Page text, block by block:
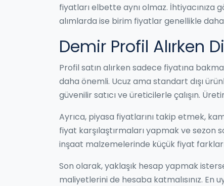
fiyatları elbette aynı olmaz.
alımlarda ise birim fiyatlar genellikle
Demir Profil Alırken
Profil satın alırken sadece fiyatına
daha önemli. Ucuz ama standart dışı
güvenilir satıcı ve üreticilerle çalışın.
Ayrıca, piyasa fiyatlarını takip etmek,
fiyat karşılaştırmaları yapmak ve sezon
inşaat malzemelerinde küçük fiyat
Son olarak, yaklaşık hesap yapmak
maliyetlerini de hesaba katmalısınız. En